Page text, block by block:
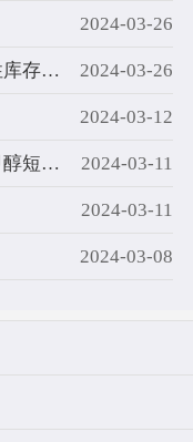
2024-03-26
甲醇进口供应低于预期 乙二醇显性库存去化不明显 2024-03-26
2024-03-12
乙二醇需求端聚酯提负预期偏好 甲醇短期价格企稳为主 2024-03-11
2024-03-11
2024-03-08